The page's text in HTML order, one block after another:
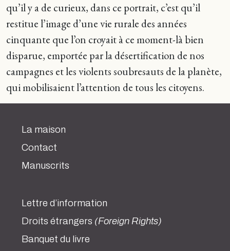
qu’il y a de curieux, dans ce portrait, c’est qu’il
restitue l’image d’une vie rurale des années
cinquante que l’on croyait à ce moment-là bien
disparue, emportée par la désertification de nos
campagnes et les violents soubresauts de la planète,
qui mobilisaient l’attention de tous les citoyens.
La maison
Contact
Manuscrits
Lettre d’information
Droits étrangers (Foreign Rights)
Banquet du livre